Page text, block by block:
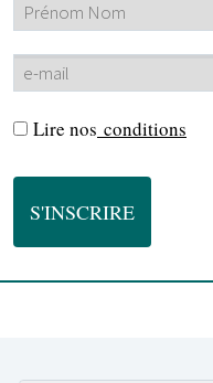
Lire nos conditions